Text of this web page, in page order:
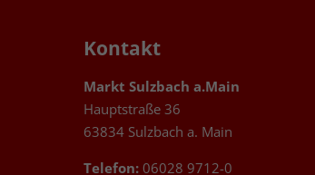
Kontakt
Markt Sulzbach a.Main
Hauptstraße 36
63834 Sulzbach a. Main
Telefon: 06028 9712-0